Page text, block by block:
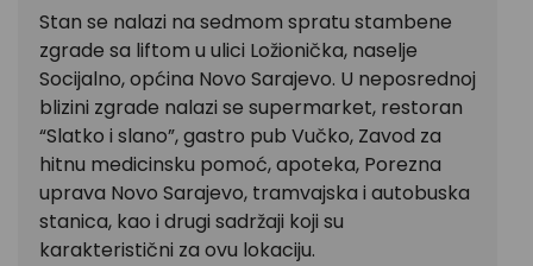
Stan se nalazi na sedmom spratu stambene
zgrade sa liftom u ulici Ložionička, naselje
Socijalno, općina Novo Sarajevo. U neposrednoj
blizini zgrade nalazi se supermarket, restoran
“Slatko i slano”, gastro pub Vučko, Zavod za
hitnu medicinsku pomoć, apoteka, Porezna
uprava Novo Sarajevo, tramvajska i autobuska
stanica, kao i drugi sadržaji koji su
karakteristični za ovu lokaciju.